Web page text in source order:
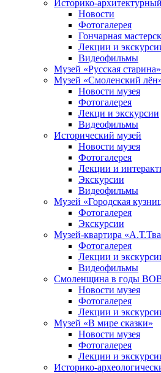
Историко-
Новости
Фотогалерея
Гончарная
Лекции и
Видеофильмы
Музей «Русская старина»
Музей «Смоленский
Новости музея
Фотогалерея
Лекци и экскурсии
Видеофильмы
Исторический музей
Новости музея
Фотогалерея
Лекции и
Экскурсии
Видеофильмы
Музей «Городская
Фотогалерея
Экскурсии
Музей-квартира
Фотогалерея
Лекции и
Видеофильмы
Смоленщина в годы ВОВ
Новости музея
Фотогалерея
Лекции и
Музей «В мире сказки»
Новости музея
Фотогалерея
Лекции и
Историко-